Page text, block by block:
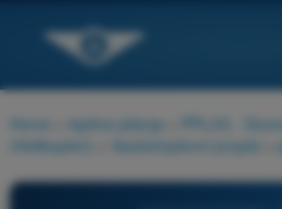
Home Ispitna pitanja
PPL(H) -
(Helikopteri)
Vazduhoplovni propisi